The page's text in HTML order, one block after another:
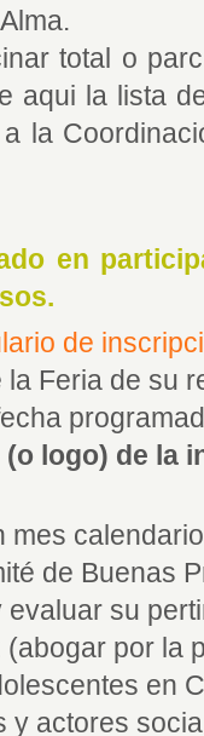
total o
aqui la lista
la
en
de
la Feria de su
(o logo) de la
mes
de Buenas
su
por la
en
y actores